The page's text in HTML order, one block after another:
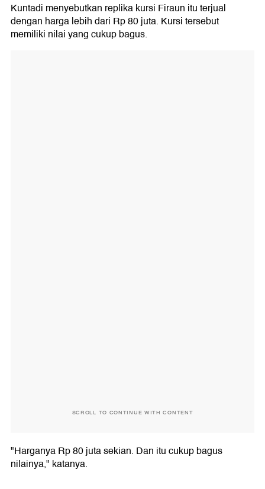
Kuntadi menyebutkan replika kursi Firaun itu terjual
dengan harga lebih dari Rp 80 juta. Kursi tersebut
memiliki nilai yang cukup bagus.
SCROLL TO CONTINUE WITH CONTENT
"Harganya Rp 80 juta sekian. Dan itu cukup bagus
nilainya," katanya.